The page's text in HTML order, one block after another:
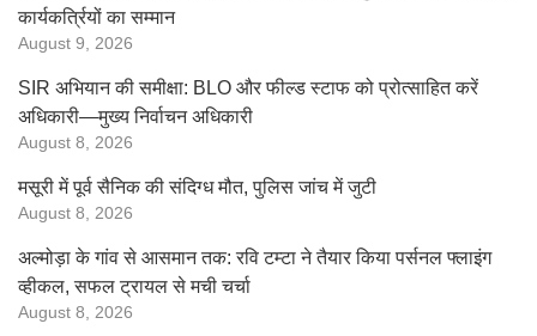
कार्यकर्त्रियों का सम्मान
August 9, 2026
SIR अभियान की समीक्षा: BLO और फील्ड स्टाफ को प्रोत्साहित करें
अधिकारी—मुख्य निर्वाचन अधिकारी
August 8, 2026
मसूरी में पूर्व सैनिक की संदिग्ध मौत, पुलिस जांच में जुटी
August 8, 2026
अल्मोड़ा के गांव से आसमान तक: रवि टम्टा ने तैयार किया पर्सनल फ्लाइंग
व्हीकल, सफल ट्रायल से मची चर्चा
August 8, 2026